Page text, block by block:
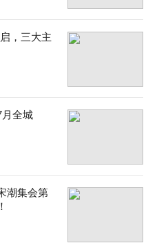
，三大主
全城
潮集会第